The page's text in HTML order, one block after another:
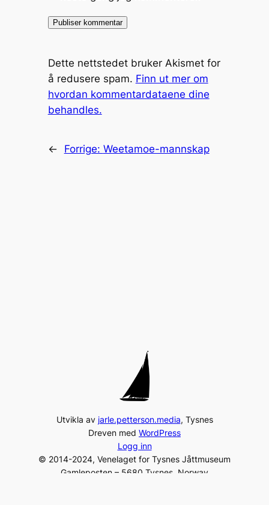
Dette nettstedet bruker Akismet for
å redusere spam. Finn ut mer om
hvordan kommentardataene dine
behandles.
← Forrige: Weetamoe-mannskap
Utvikla av jarle.petterson.media, Tysnes
Dreven med WordPress
Logg inn
© 2014-2024, Venelaget for Tysnes Jåttmuseum
Gamleposten – 5680 Tysnes, Norway